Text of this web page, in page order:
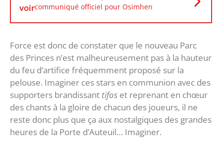
voircommuniqué officiel pour Osimhen
Force est donc de constater que le nouveau Parc
des Princes n’est malheureusement pas à la hauteur
du feu d’artifice fréquemment proposé sur la
pelouse. Imaginer ces stars en communion avec des
supporters brandissant tifos et reprenant en chœur
des chants à la gloire de chacun des joueurs, il ne
reste donc plus que ça aux nostalgiques des grandes
heures de la Porte d’Auteuil… Imaginer.